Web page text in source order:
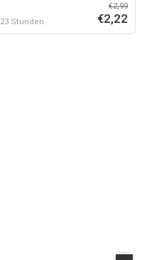
23 Stunden
€2,99
€2,22